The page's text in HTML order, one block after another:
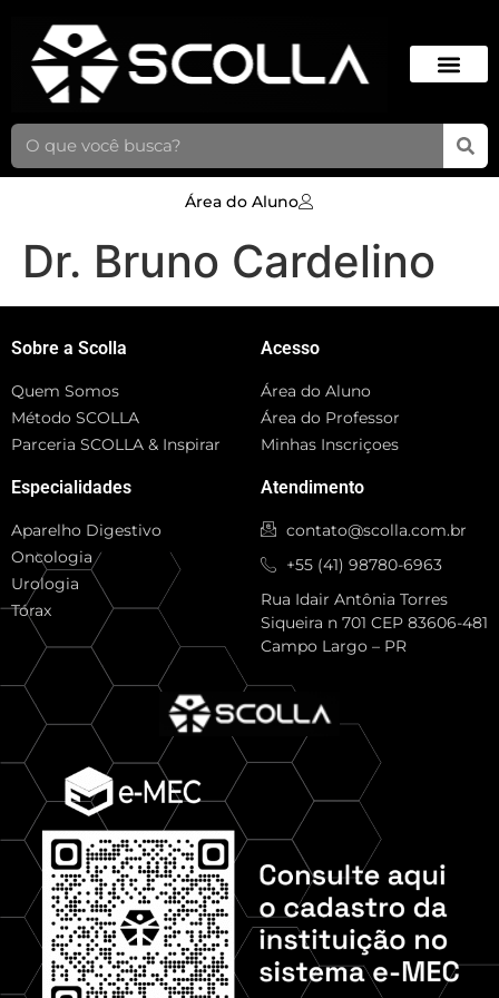
Área do Aluno
Dr. Bruno Cardelino
Sobre a Scolla
Quem Somos
Método SCOLLA
Parceria SCOLLA & Inspirar
Especialidades
Aparelho Digestivo
Oncologia
Urologia
Tórax
Acesso
Área do Aluno
Área do Professor
Minhas Inscriçoes
Atendimento
contato@scolla.com.br
+55 (41) 98780-6963
Rua Idair Antônia Torres
Siqueira n 701 CEP 83606-481
Campo Largo – PR